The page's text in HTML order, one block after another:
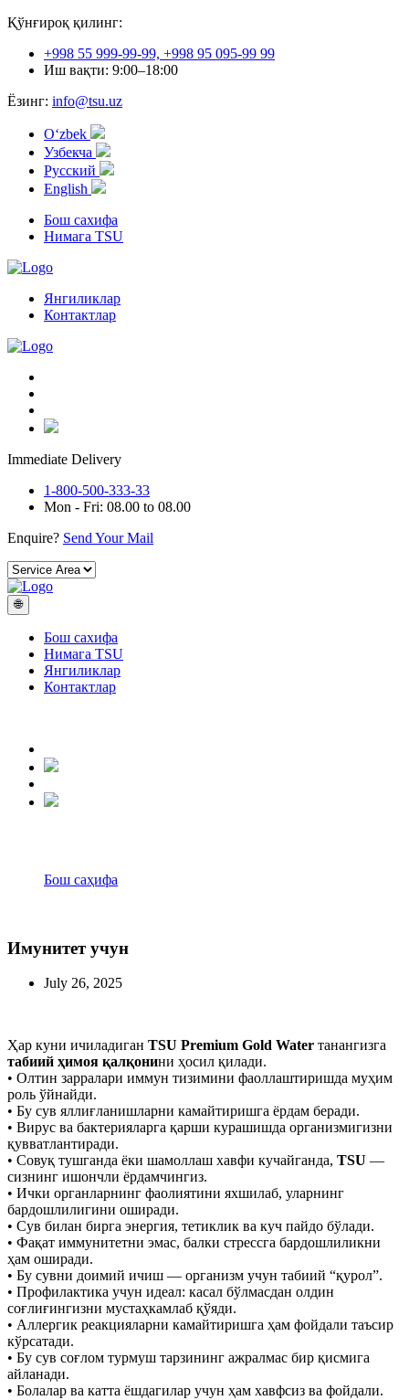
Қўнғироқ қилинг:
+998 55 999-99-99, +998 95 095-99 99
Иш вақти: 9:00–18:00
Ёзинг: info@tsu.uz
Oʻzbek
Узбекча
Русский
English
Бош сахифа
Нимага TSU
Янгиликлар
Контактлар
Immediate Delivery
1-800-500-333-33
Mon - Fri: 08.00 to 08.00
Enquire? Send Your Mail
🌐
Бош сахифа
Нимага TSU
Янгиликлар
Контактлар
Бош саҳифа
Имунитет учун
July 26, 2025
Ҳар куни ичиладиган TSU Premium Gold Water танангизга
табиий ҳимоя қалқонини ҳосил қилади.
• Олтин зарралари иммун тизимини фаоллаштиришда муҳим
роль ўйнайди.
• Бу сув яллиғланишларни камайтиришга ёрдам беради.
• Вирус ва бактерияларга қарши курашишда организмигизни
қувватлантиради.
• Совуқ тушганда ёки шамоллаш хавфи кучайганда, TSU —
сизнинг ишончли ёрдамчингиз.
• Ички органларнинг фаолиятини яхшилаб, уларнинг
бардошлилигини оширади.
• Сув билан бирга энергия, тетиклик ва куч пайдо бўлади.
• Фақат иммунитетни эмас, балки стрессга бардошлиликни
ҳам оширади.
• Бу сувни доимий ичиш — организм учун табиий “қурол”.
• Профилактика учун идеал: касал бўлмасдан олдин
соғлиғингизни мустаҳкамлаб қўяди.
• Аллергик реакцияларни камайтиришга ҳам фойдали таъсир
кўрсатади.
• Бу сув соғлом турмуш тарзининг ажралмас бир қисмига
айланади.
• Болалар ва катта ёшдагилар учун ҳам хавфсиз ва фойдали.